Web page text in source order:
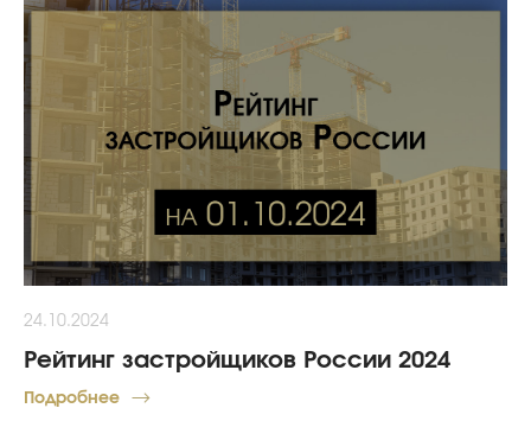
24.10.2024
Рейтинг застройщиков России 2024
Подробнее